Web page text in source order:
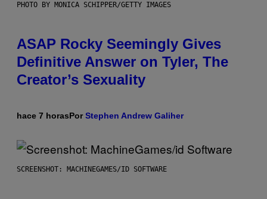
PHOTO BY MONICA SCHIPPER/GETTY IMAGES
ASAP Rocky Seemingly Gives
Definitive Answer on Tyler, The
Creator’s Sexuality
hace 7 horasPorStephen Andrew Galiher
SCREENSHOT: MACHINEGAMES/ID SOFTWARE